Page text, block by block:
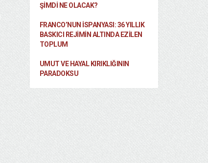
ŞİMDİ NE OLACAK?
FRANCO’NUN İSPANYASI: 36 YILLIK
BASKICI REJIMIN ALTINDA EZILEN
TOPLUM
UMUT VE HAYAL KIRIKLIĞININ
PARADOKSU